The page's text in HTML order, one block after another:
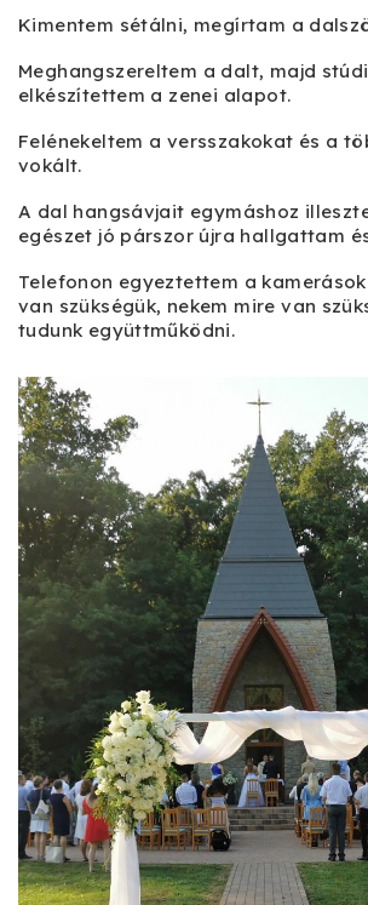
Kimentem sétálni, megírtam a
Meghangszereltem a dalt, majd
elkészítettem a zenei alapot.
Felénekeltem a versszakokat és a
vokált.
A dal hangsávjait egymáshoz
egészet jó párszor újra hallgattam
Telefonon egyeztettem a
van szükségük, nekem mire van
tudunk együttműködni.